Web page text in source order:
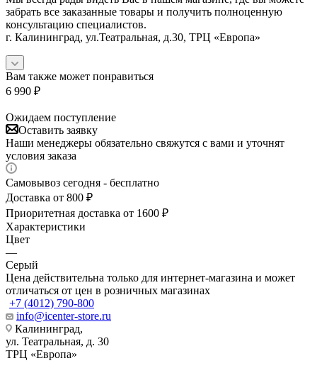
забрать все заказанные товары и получить полноценную
консультацию специалистов.
г. Калининград, ул.Театральная, д.30, ТРЦ «Европа»
Вам также может понравиться
6 990 ₽
Ожидаем поступление
Оставить заявку
Наши менеджеры обязательно свяжутся с вами и уточнят
условия заказа
Самовывоз сегодня - бесплатно
Доставка от 800 ₽
Приоритетная доставка от 1600 ₽
Характеристики
Цвет
—
Серый
Цена действительна только для интернет-магазина и может
отличаться от цен в розничных магазинах
+7 (4012) 790-800
info@icenter-store.ru
Калининград,
ул. Театральная, д. 30
ТРЦ «Европа»